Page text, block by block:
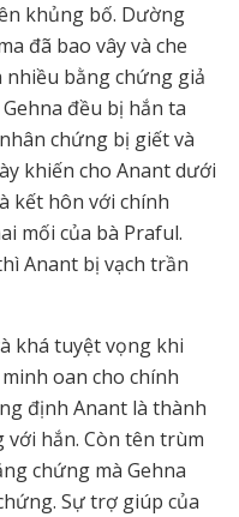
khủng bố. Dường
đã bao vây và che
nhiều bằng chứng giả
đều bị hắn ta
chứng bị giết và
khiến cho Anant dưới
kết hôn với chính
mối của bà Praful.
Anant bị vạch trần
khá tuyệt vọng khi
oan cho chính
định Anant là thành
với hắn. Còn tên trùm
chứng mà Gehna
Sự trợ giúp của